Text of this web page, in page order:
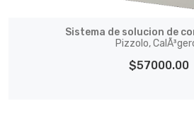
Sistema de solucion de
Pizzolo, CalÃ³gero
$57000.00